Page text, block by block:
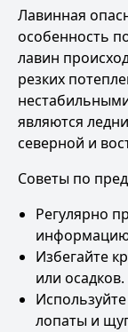
Лавинная
особенность
лавин
резких
являются
северной и
Советы по
Регулярно
информацию
Избегайте
или осадков.
лопаты и